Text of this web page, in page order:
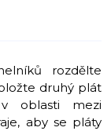
rozdělte
druhý plát
oblasti mezi
aby se pláty